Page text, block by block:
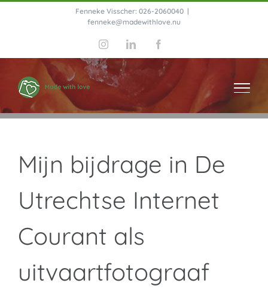
Fenneke Visscher: 026-2060040 |
fenneke@madewithlove.nu
InstagramLinkedIn
Mijn bijdrage in De
Utrechtse Internet
Courant als
uitvaartfotograaf